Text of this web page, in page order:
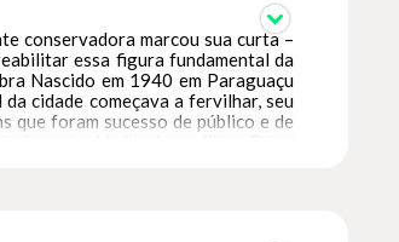
conservadora marcou sua curta –
essa figura fundamental da
Nascido em 1940 em Paraguaçu
cidade começava a fervilhar, seu
que foram sucesso de público e de